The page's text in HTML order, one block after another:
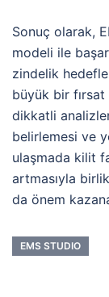
Sonuç olarak,
modeli ile
zindelik
büyük bir
dikkatli
belirlemesi ve
ulaşmada kilit
artmasıyla
da önem
EMS STUDIO